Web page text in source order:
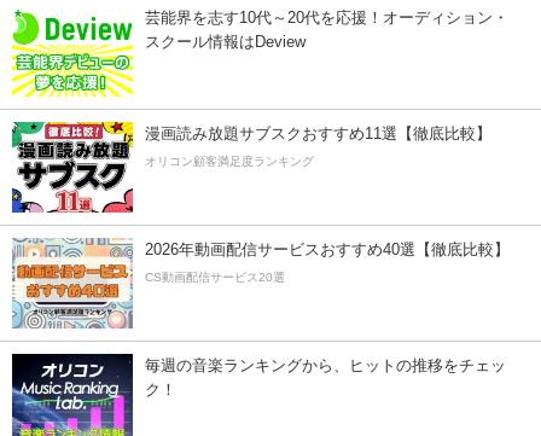
芸能界を志す10代～20代を応援！オーディション・
スクール情報はDeview
漫画読み放題サブスクおすすめ11選【徹底比較】
オリコン顧客満足度ランキング
2026年動画配信サービスおすすめ40選【徹底比較】
CS動画配信サービス20選
毎週の音楽ランキングから、ヒットの推移をチェッ
ク！